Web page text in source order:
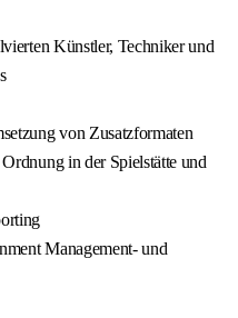
Künstler, Techniker und
von Zusatzformaten
in der Spielstätte und
Management- und